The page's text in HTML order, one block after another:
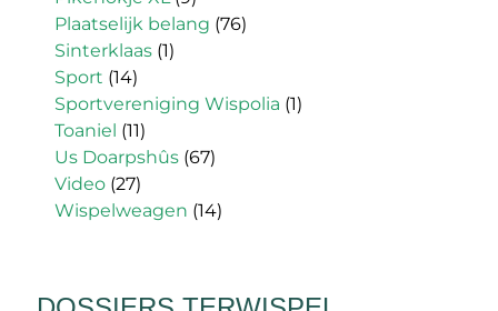
Plaatselijk belang (76)
Sinterklaas (1)
Sport (14)
Sportvereniging Wispolia (1)
Toaniel (11)
Us Doarpshûs (67)
Video (27)
Wispelweagen (14)